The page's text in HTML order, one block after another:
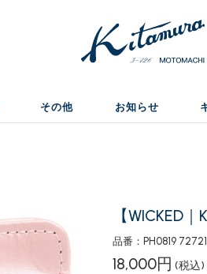
その他 お知らせ
【WICKED
品番：PH0819 72721
18,000円 (税込)